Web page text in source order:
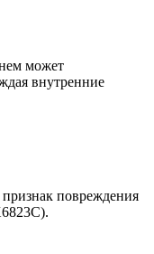
может
внутренние
повреждения